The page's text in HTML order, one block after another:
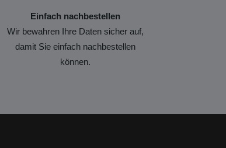
Einfach nachbestellen
Wir bewahren Ihre Daten sicher auf,
damit Sie einfach nachbestellen
können.